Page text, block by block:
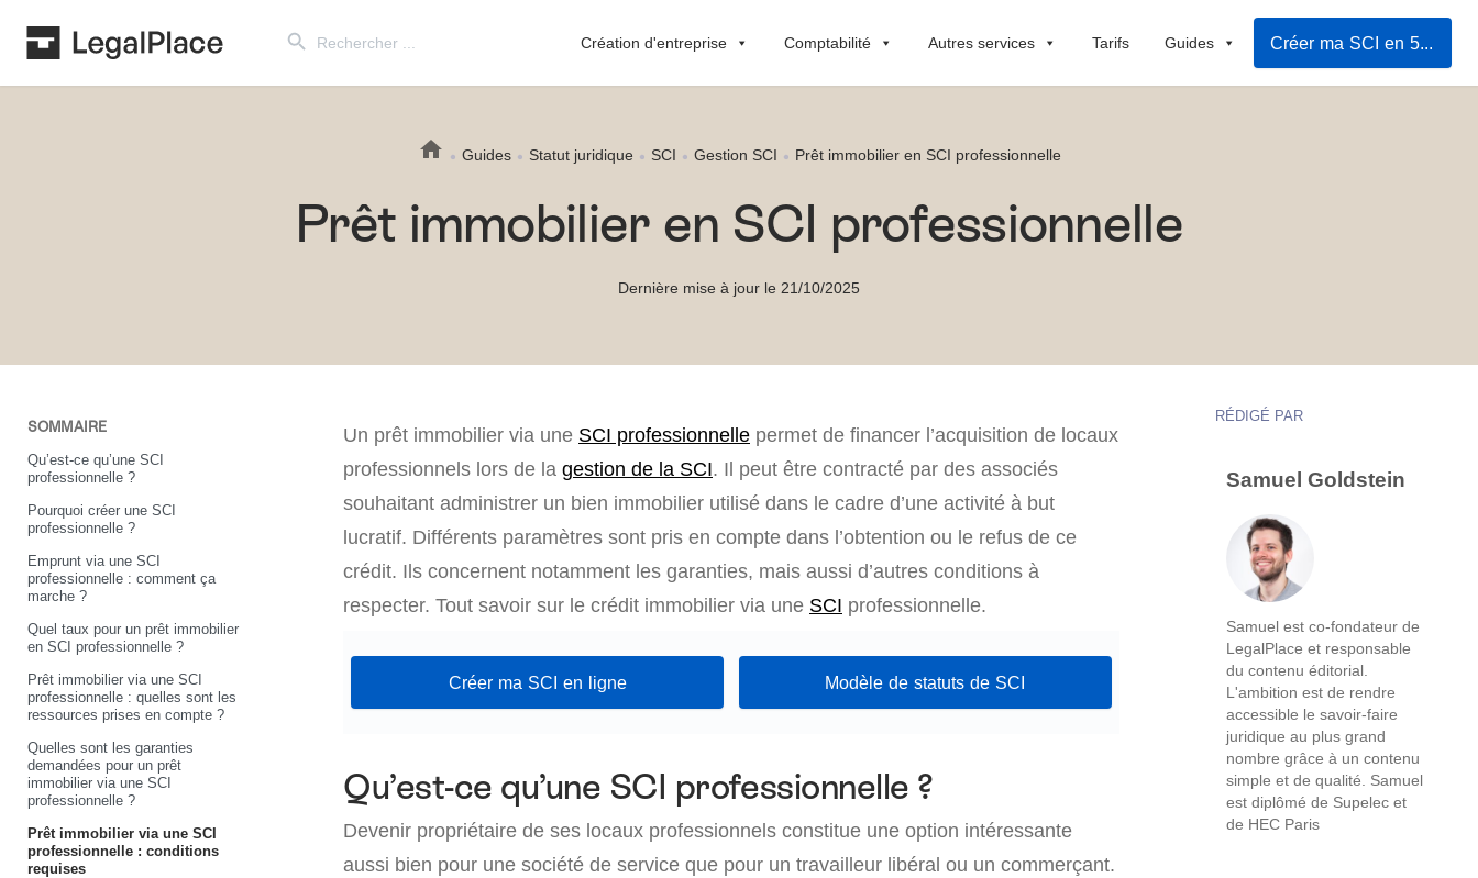
for:
Création d'entreprise Comptabilité Autres services Tarifs Guides Créer ma SCI en 5mn
Guides Statut juridique SCI Gestion SCI Prêt immobilier en SCI professionnelle
Prêt immobilier en SCI professionnelle
Dernière mise à jour le 21/10/2025
SOMMAIRE
Qu’est-ce qu’une SCI
professionnelle ?
Pourquoi créer une SCI
professionnelle ?
Emprunt via une SCI
professionnelle : comment ça
marche ?
Quel taux pour un prêt immobilier
en SCI professionnelle ?
Prêt immobilier via une SCI
professionnelle : quelles sont les
ressources prises en compte ?
Quelles sont les garanties
demandées pour un prêt
immobilier via une SCI
professionnelle ?
Prêt immobilier via une SCI
professionnelle : conditions
requises
Un prêt immobilier via une SCI professionnelle permet de financer l’acquisition de locaux
professionnels lors de la gestion de la SCI. Il peut être contracté par des associés
souhaitant administrer un bien immobilier utilisé dans le cadre d’une activité à but
lucratif. Différents paramètres sont pris en compte dans l’obtention ou le refus de ce
crédit. Ils concernent notamment les garanties, mais aussi d’autres conditions à
respecter. Tout savoir sur le crédit immobilier via une SCI professionnelle.
Créer ma SCI en ligne Modèle de statuts de SCI
Qu’est-ce qu’une SCI professionnelle ?
Devenir propriétaire de ses locaux professionnels constitue une option intéressante
aussi bien pour une société de service que pour un travailleur libéral ou un commerçant.
RÉDIGÉ PAR
Samuel Goldstein
Samuel est co-fondateur de
LegalPlace et responsable
du contenu éditorial.
L'ambition est de rendre
accessible le savoir-faire
juridique au plus grand
nombre grâce à un contenu
simple et de qualité. Samuel
est diplômé de Supelec et
de HEC Paris